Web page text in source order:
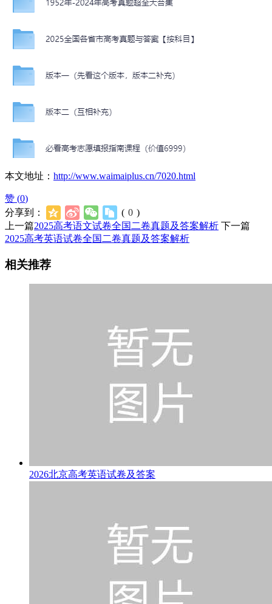
本文地址： http://www.waimaiplus.cn/7020.html
赞 (0)
分享到：
( 0 )
上一篇2025高考语文试卷全国二卷真题及答案解析 下一篇
2025高考英语试卷全国二卷真题及答案解析
相关推荐
2026北京高考英语试卷及答案